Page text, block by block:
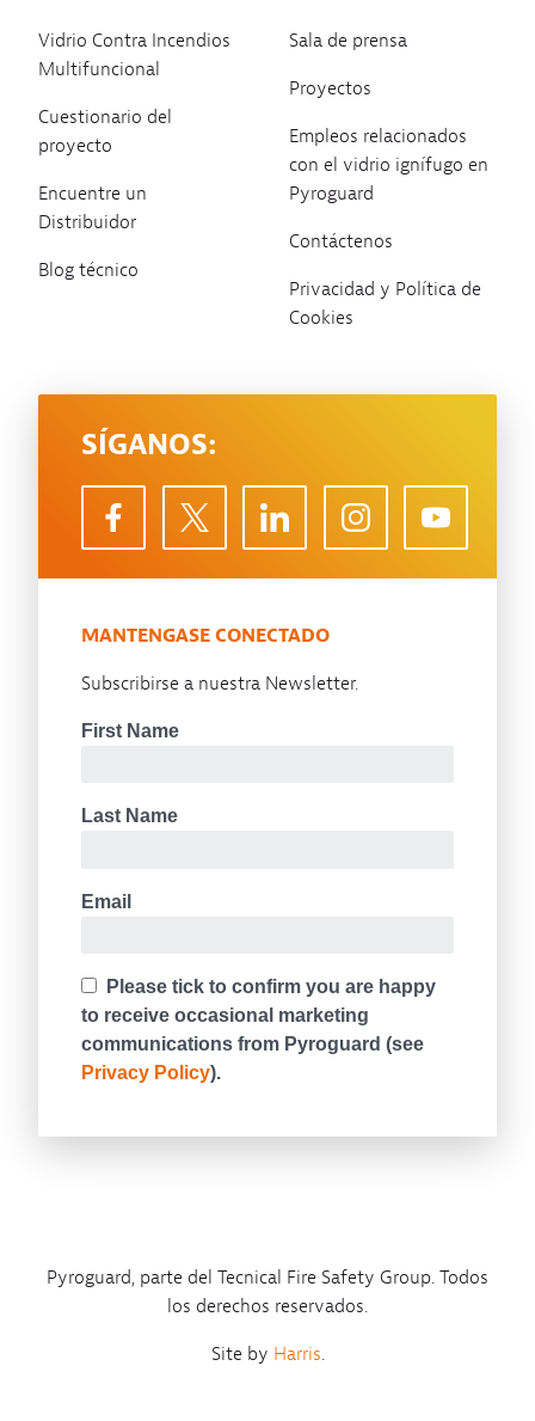
Vidrio Contra Incendios
Multifuncional
Cuestionario del
proyecto
Encuentre un
Distribuidor
Blog técnico
Sala de prensa
Proyectos
Empleos relacionados
con el vidrio ignífugo en
Pyroguard
Contáctenos
Privacidad y Política de
Cookies
SÍGANOS:
MANTENGASE CONECTADO
Subscribirse a nuestra Newsletter.
Pyroguard, parte del Tecnical Fire Safety Group. Todos
los derechos reservados.
Site by Harris.